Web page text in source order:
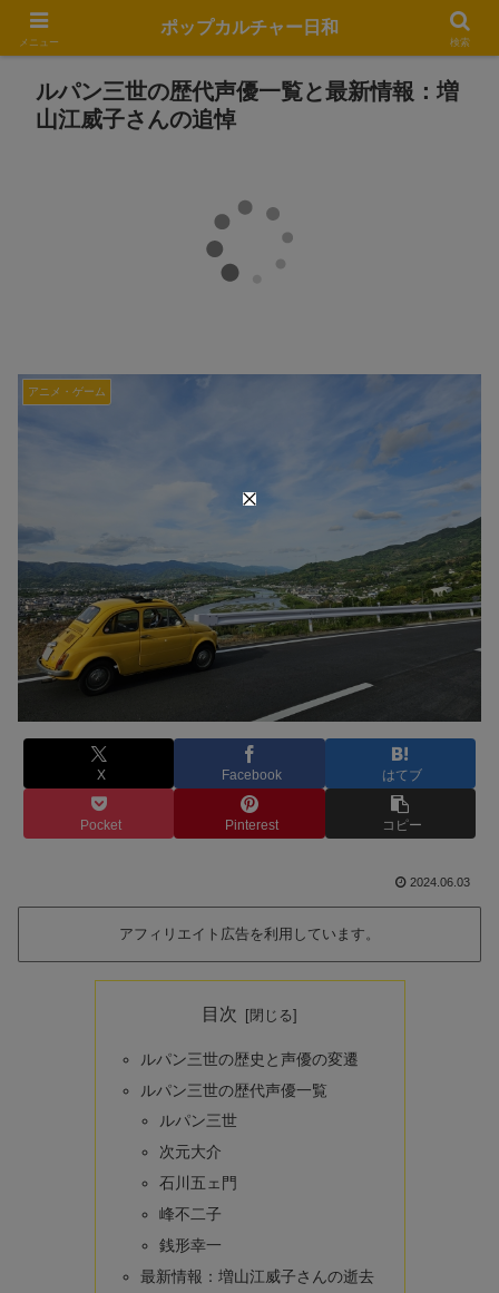
ルパン三世の歴代声優一覧と最新情報：増
山江威子さんの追悼
アニメ・ゲーム
X Facebook はてブ
Pocket Pinterest コピー
2024.06.03
アフィリエイト広告を利用しています。
目次
ルパン三世の歴史と声優の変遷
ルパン三世の歴代声優一覧
ルパン三世
次元大介
石川五ェ門
峰不二子
銭形幸一
最新情報：増山江威子さんの逝去
メニュー
ポップカルチャー日和
検索